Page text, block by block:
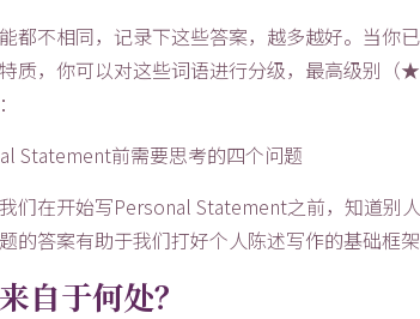
都不相同，记录下这些答案，越多越好。当你
质，你可以对这些词语进行分级，最高级别
们在开始写Personal Statement之前，知道别
答案有助于我们打好个人陈述写作的基础框架
自于何处？